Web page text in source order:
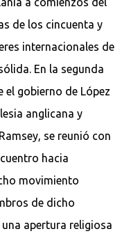
de los cincuenta y
internacionales de
En la segunda
gobierno de López
anglicana y
se reunió con
hacia
movimiento
de dicho
apertura religiosa